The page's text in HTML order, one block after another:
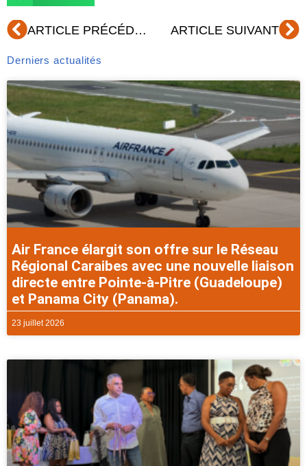
Précédent ARTICLE PRÉCÉDENT ARTICLE SUIVANT
Derniers actualités
Air France élargit son offre sur le Réseau
Régional Caraibes avec une nouvelle liaison
directe entre Pointe-à-Pitre (Guadeloupe)
et Panama City (Panama).
23 juillet 2026